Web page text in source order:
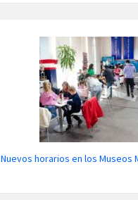
Nuevos horarios en los Museos